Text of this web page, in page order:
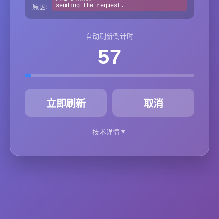
原因:
sending the request.
自动刷新倒计时
57
立即刷新 取消
技术详情▼